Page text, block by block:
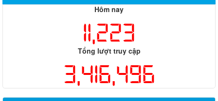
Hôm nay
11,223
Tổng lượt truy cập
3,416,496